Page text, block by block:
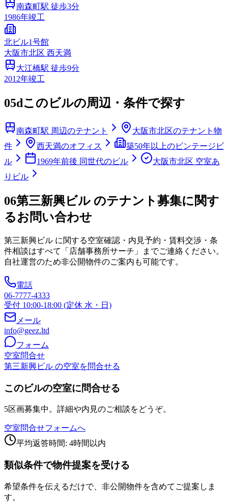
南森町駅 徒歩3分
1986年竣工
北ビル1号館
大阪市北区 西天満
大江橋駅 徒歩9分
2012年竣工
05dこのビルの周辺・条件で探す
南森町駅 周辺のテナント
大阪市北区のテナント物
件
西天満のオフィス
築50年以上のビンテージビ
ル
1969年前後 同世代のビル
大阪市北区 空室あ
りビル
06第三新興ビル のテナント募集に関す
るお問い合わせ
第三新興ビル に関する空室確認・内見予約・賃料交渉・条
件相談はすべて「店舗事務所サーチ」までご連絡ください。
自社運営のため非公開物件のご案内も可能です。
電話
06-7777-4333
受付 10:00-18:00 (定休 水・日)
メール
info@geez.ltd
フォーム
空室問合せ
第三新興ビル の空室を問合せる
このビルの空室に問合せる
5区画募集中。詳細や内見のご相談をどうぞ。
空室問合せフォームへ
平均返答時間: 4時間以内
類似条件で物件提案を受ける
希望条件を伝えるだけで、非公開物件を含めてご提案しま
す。